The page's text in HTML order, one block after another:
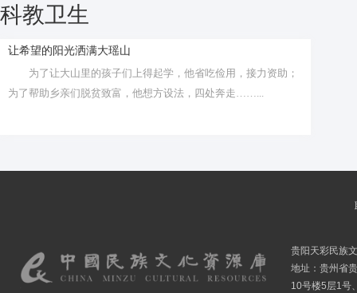
科教卫生
让希望的阳光洒满大瑶山
为了让大山里的孩子们上得起学，他省吃俭用，接力资助；
为了帮助乡亲们脱贫致富，他想方设法，四处奔走……...
贵阳天彩民族
地址：贵州省
10号楼5层1号